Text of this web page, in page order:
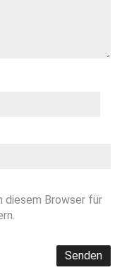
diesem Browser für